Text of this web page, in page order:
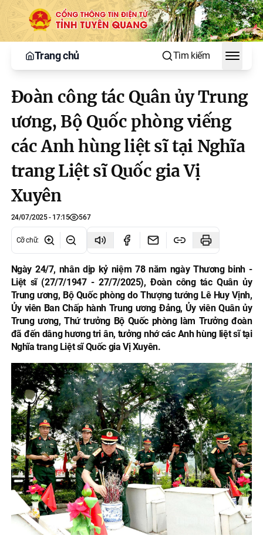
Trang chủ Tìm kiếm
Toggle
Đoàn công tác Quân ủy Trung
ương, Bộ Quốc phòng viếng
các Anh hùng liệt sĩ tại Nghĩa
trang Liệt sĩ Quốc gia Vị
Xuyên
24/07/2025 - 17:15 567
Cỡ chữ:
Ngày 24/7, nhân dịp kỷ niệm 78 năm ngày Thương binh -
Liệt sĩ (27/7/1947 - 27/7/2025), Đoàn công tác Quân ủy
Trung ương, Bộ Quốc phòng do Thượng tướng Lê Huy Vịnh,
Ủy viên Ban Chấp hành Trung ương Đảng, Ủy viên Quân ủy
Trung ương, Thứ trưởng Bộ Quốc phòng làm Trưởng đoàn
đã đến dâng hương tri ân, tưởng nhớ các Anh hùng liệt sĩ tại
Nghĩa trang Liệt sĩ Quốc gia Vị Xuyên.